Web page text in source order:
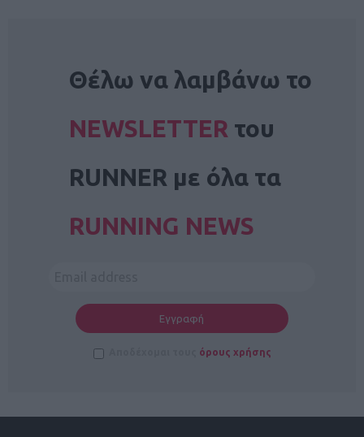
Θέλω να λαμβάνω το
NEWSLETTER του
RUNNER με όλα τα
RUNNING NEWS
όρους χρήσης